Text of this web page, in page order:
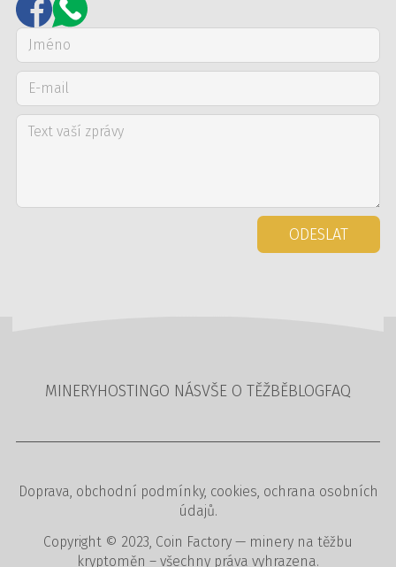
ODESLAT
MINERYHOSTINGO NÁSVŠE O TĚŽBĚBLOGFAQ
Doprava, obchodní podmínky, cookies, ochrana osobních
údajů.
Copyright © 2023, Coin Factory — minery na těžbu
kryptoměn – všechny práva vyhrazena.